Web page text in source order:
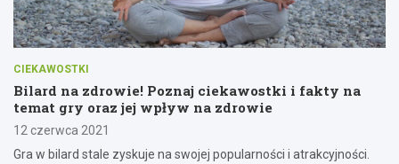
CIEKAWOSTKI
Bilard na zdrowie! Poznaj ciekawostki i fakty na
temat gry oraz jej wpływ na zdrowie
12 czerwca 2021
Gra w bilard stale zyskuje na swojej popularności i atrakcyjności.